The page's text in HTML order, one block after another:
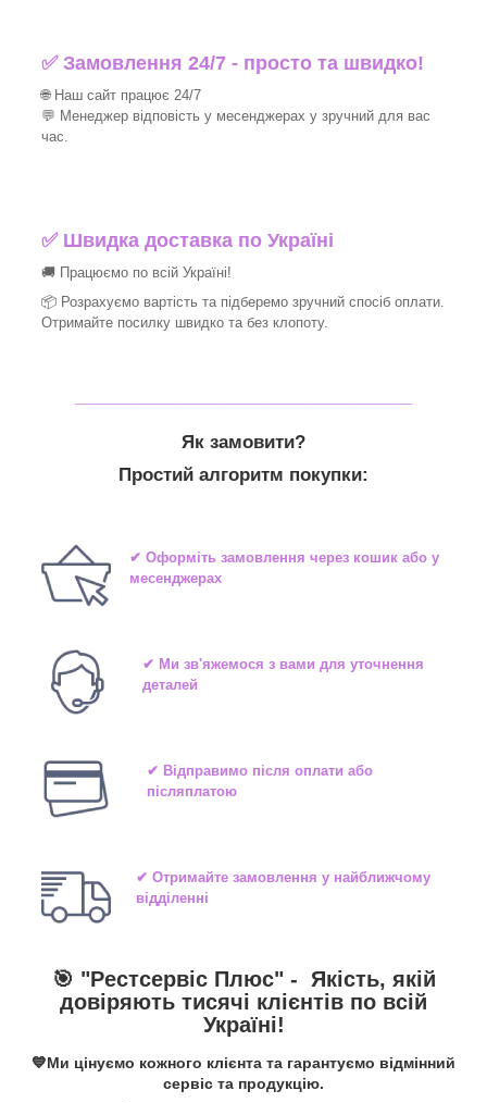
✅ Замовлення 24/7 - просто та швидко!
🌐 Наш сайт працює 24/7
💬 Менеджер відповість у месенджерах у зручний для вас
час.
✅Швидка доставка по Україні
🚚 Працюємо по всій Україні!
📦 Розрахуємо вартість та підберемо зручний спосіб оплати.
Отримайте посилку швидко та без клопоту.
Як замовити?
Простий алгоритм покупки:
✔ Оформіть замовлення через кошик або у
месенджерах
✔ Ми зв'яжемося з вами для уточнення
деталей
✔ Відправимо після оплати або
післяплатою
✔ Отримайте замовлення у найближчому
відділенні
🎯 "Рестсервіс Плюс" - Якість, якій
довіряють тисячі клієнтів по всій
Україні!
💙Ми цінуємо кожного клієнта та гарантуємо відмінний
сервіс та продукцію.